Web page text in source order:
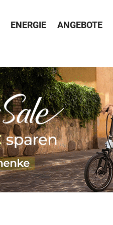
ENERGIE ANGEBOTE